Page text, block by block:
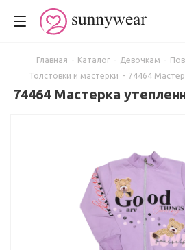
Главная - Каталог - Девочкам -
Толстовки и мастерки - 74464
74464 Мастерка